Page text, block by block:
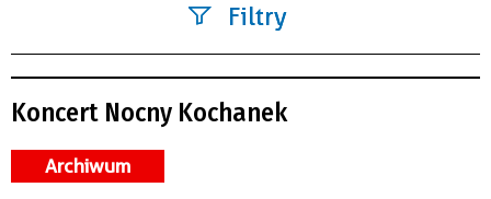
Filtry
Kategoria
Koncert Nocny Kochanek
Archiwum